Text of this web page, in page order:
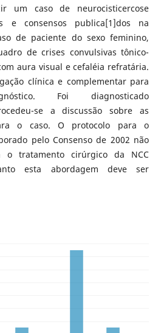
um caso de neurocisticercose
e consensos publica[1]dos na
de paciente do sexo feminino,
de crises convulsivas tônico-
aura visual e cefaléia refratária.
clínica e complementar para
Foi diagnosticado
se a discussão sobre as
o caso. O protocolo para o
pelo Consenso de 2002 não
o tratamento cirúrgico da NCC
esta abordagem deve ser